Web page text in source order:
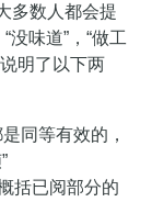
多数人都会提
没味道”，“做工
明了以下两
同等有效的，
括已阅部分的